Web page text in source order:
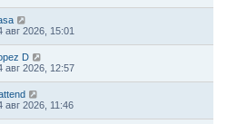
авг 2026, 15:01
D
авг 2026, 12:57
авг 2026, 11:46